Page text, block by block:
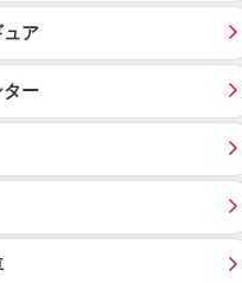
ュア
ター